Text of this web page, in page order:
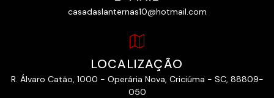
casadaslanternas10@hotmail.com
LOCALIZAÇÃO
R. Álvaro Catão, 1000 - Operária Nova, Criciúma - SC, 88809-
050